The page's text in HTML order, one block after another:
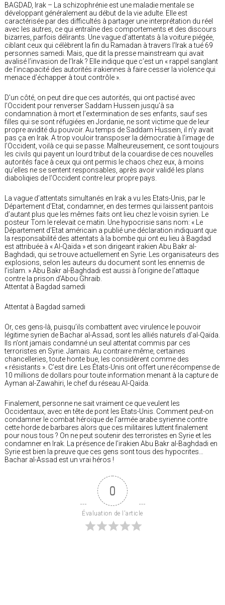
BAGDAD, Irak – La schizophrénie est une maladie mentale se
développant généralement au début de la vie adulte. Elle est
caractérisée par des difficultés à partager une interprétation du réel
avec les autres, ce qui entraîne des comportements et des discours
bizarres, parfois délirants. Une vague d’attentats à la voiture piégée,
ciblant ceux qui célèbrent la fin du Ramadan à travers l’Irak a tué 69
personnes samedi. Mais, que dit la presse mainstream qui avait
avalisé l’invasion de l’Irak ? Elle indique que c’est un « rappel sanglant
de l’incapacité des autorités irakiennes à faire cesser la violence qui
menace d’échapper à tout contrôle ».
D’un côté, on peut dire que ces autorités, qui ont pactisé avec
l’Occident pour renverser Saddam Hussein jusqu’à sa
condamnation à mort et l’extermination de ses enfants, sauf ses
filles qui se sont réfugiées en Jordanie, ne sont victime que de leur
propre avidité du pouvoir. Au temps de Saddam Hussein, il n’y avait
pas ça en Irak. A trop vouloir transposer la démocratie à l’image de
l’Occident, voilà ce qui se passe. Malheureusement, ce sont toujours
les civils qui payent un lourd tribut de la couardise de ces nouvelles
autorités face à ceux qui ont permis le chaos chez eux, à moins
qu’elles ne se sentent responsables, après avoir validé les plans
diaboliqies de l’Occident contre leur propre pays.
La vague d’attentats simultanés en Irak a vu les Etats-Unis, par le
Département d’Etat, condamner, en des termes qui laissent pantois
d’autant plus que les mêmes faits ont lieu chez le voisin syrien. Le
posteur Tom le relevait ce matin. Une hypocrisie sans nom: « Le
Département d’Etat américain a publié une déclaration indiquant que
la responsabilité des attentats à la bombe qui ont eu lieu à Bagdad
est attribuée à « Al-Qaïda » et son dirigeant irakien Abu Bakr al-
Baghdadi, qui se trouve actuellement en Syrie. Les organisateurs des
explosions, selon les auteurs du document sont les ennemis de
l’islam. » Abu Bakr al-Baghdadi est aussi à l’origine de l’attaque
contre la prison d’Abou Ghraib.
Attentat à Bagdad samedi
Attentat à Bagdad samedi
Or, ces gens-là, puisqu’ils combattent avec virulence le pouvoir
légitime syrien de Bachar al-Assad, sont les alliés naturels d’al-Qaïda.
Ils n’ont jamais condamné un seul attentat commis par ces
terroristes en Syrie. Jamais. Au contraire même, certaines
chancelleries, toute honte bue, les considèrent comme des
« résistants ». C’est dire. Les États-Unis ont offert une récompense de
10 millions de dollars pour toute information menant à la capture de
Ayman al-Zawahiri, le chef du réseau Al-Qaïda.
Finalement, personne ne sait vraiment ce que veulent les
Occidentaux, avec en tête de pont les Etats-Unis. Comment peut-on
condamner le combat héroïque de l’armée arabe syrienne contre
cette horde de barbares alors que ces militaires luttent finalement
pour nous tous ? On ne peut soutenir des terroristes en Syrie et les
condamner en Irak. La présence de l’irakien Abu Bakr al-Baghdadi en
Syrie est bien la preuve que ces gens sont tous des hypocrites…
Bachar al-Assad est un vrai héros !
0
Évaluation de l'article